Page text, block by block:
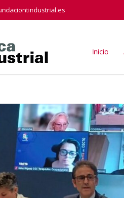
Inicio